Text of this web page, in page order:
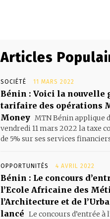
Articles
SOCIÉTÉ 11 MARS 2022
Bénin : Voici la nouvelle
tarifaire des opérations
Money MTN Bénin applique
vendredi 11 mars 2022 la taxe
de 5% sur ses services
OPPORTUNITÉS 4 AVRIL 2022
Bénin : Le concours
l’Ecole Africaine des
l’Architecture et de
lancé Le concours d’entrée à